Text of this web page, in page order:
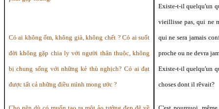
Có ai không ốm, không già, không chết ? Có ai suốt
đời không gặp chia ly với người thân thuộc, không
bị chung sống với những kẻ thù nghịch? Có ai đạt
được tất cả những điều mình mong ước ?
Existe-t-il quelqu'un
vieillisse pas, qui ne
qui ne sera jamais
proche ou ne devra
Existe-t-il quelqu'un
choses dont il rêvait?